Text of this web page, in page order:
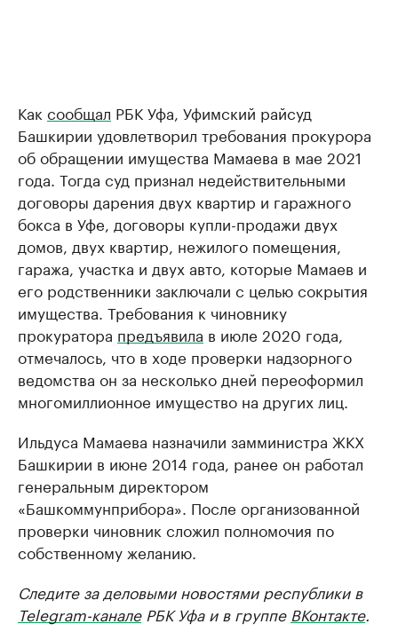
Как сообщал РБК Уфа, Уфимский райсуд
Башкирии удовлетворил требования прокурора
об обращении имущества Мамаева в мае 2021
года. Тогда суд признал недействительными
договоры дарения двух квартир и гаражного
бокса в Уфе, договоры купли-продажи двух
домов, двух квартир, нежилого помещения,
гаража, участка и двух авто, которые Мамаев и
его родственники заключали с целью сокрытия
имущества. Требования к чиновнику
прокуратора предъявила в июле 2020 года,
отмечалось, что в ходе проверки надзорного
ведомства он за несколько дней переоформил
многомиллионное имущество на других лиц.
Ильдуса Мамаева назначили замминистра ЖКХ
Башкирии в июне 2014 года, ранее он работал
генеральным директором
«Башкоммунприбора». После организованной
проверки чиновник сложил полномочия по
собственному желанию.
Следите за деловыми новостями республики в
Telegram-каналеРБК Уфа и в группе ВКонтакте.